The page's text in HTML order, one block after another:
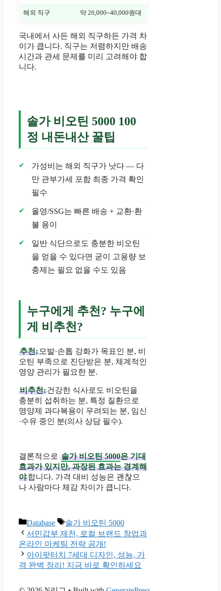
해외 직구 약 20,000~40,000원대
국내에서 사든 해외 직구하든 가격 차
이가 큽니다. 직구는 저렴하지만 배송
시간과 관세 문제를 미리 고려해야 합
니다.
솔가 비오틴 5000 100
정 내돈내산 꿀팁
가성비는 해외 직구가 낫다 — 다
만 관부가세 포함 최종 가격 확인
필수
올영/SSG는 빠른 배송 + 교환·환
불 용이
일반 식단으로도 충분한 비오틴
을 얻을 수 있다면 굳이 고용량 보
충제는 필요 없을 수도 있음
누구에게 추천? 누구에
게 비추천?
추천: 모발·손톱 강화가 목표인 분, 비
오틴 부족으로 진단받은 분, 체계적인
영양 관리가 필요한 분.
비추천:건강한 식사로도 비오틴을
충분히 섭취하는 분, 특정 질환으로
영양제 과다복용이 우려되는 분, 임신
·수유 중인 분(의사 상담 필수).
결론적으로 솔가 비오틴 5000은 기대
효과가 있지만, 과장된 효과는 경계해
야합니다. 가격 대비 성능은 괜찮으
나 사람마다 체감 차이가 큽니다.
Categories
Database Tags
솔가 비오틴 5000
서민갑부 제천, 로컬 브랜드 창업과
온라인 마케팅 전략 공개!
아이팟터치 7세대 디자인, 성능, 가
격 완벽 정리! 지금 바로 확인하세요